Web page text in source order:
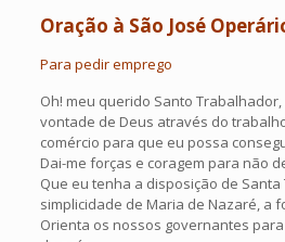
Oração à São José
Para pedir emprego
Oh! meu querido Santo
vontade de Deus através do
comércio para que eu possa
Dai-me forças e coragem para não
Que eu tenha a disposição de Santa
simplicidade de Maria de Nazaré, a
Orienta os nossos governantes